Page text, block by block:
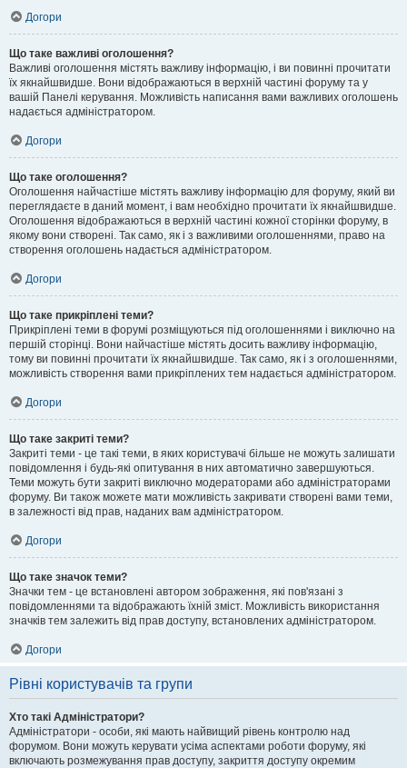
Догори
Що таке важливі оголошення?
Важливі оголошення містять важливу інформацію, і ви повинні прочитати
їх якнайшвидше. Вони відображаються в верхній частині форуму та у
вашій Панелі керування. Можливість написання вами важливих оголошень
надається адміністратором.
Догори
Що таке оголошення?
Оголошення найчастіше містять важливу інформацію для форуму, який ви
переглядаєте в даний момент, і вам необхідно прочитати їх якнайшвидше.
Оголошення відображаються в верхній частині кожної сторінки форуму, в
якому вони створені. Так само, як і з важливими оголошеннями, право на
створення оголошень надається адміністратором.
Догори
Що таке прикріплені теми?
Прикріплені теми в форумі розміщуються під оголошеннями і виключно на
першій сторінці. Вони найчастіше містять досить важливу інформацію,
тому ви повинні прочитати їх якнайшвидше. Так само, як і з оголошеннями,
можливість створення вами прикріплених тем надається адміністратором.
Догори
Що таке закриті теми?
Закриті теми - це такі теми, в яких користувачі більше не можуть залишати
повідомлення і будь-які опитування в них автоматично завершуються.
Теми можуть бути закриті виключно модераторами або адміністраторами
форуму. Ви також можете мати можливість закривати створені вами теми,
в залежності від прав, наданих вам адміністратором.
Догори
Що таке значок теми?
Значки тем - це встановлені автором зображення, які пов'язані з
повідомленнями та відображають їхній зміст. Можливість використання
значків тем залежить від прав доступу, встановлених адміністратором.
Догори
Рівні користувачів та групи
Хто такі Адміністратори?
Адміністратори - особи, які мають найвищий рівень контролю над
форумом. Вони можуть керувати усіма аспектами роботи форуму, які
включають розмежування прав доступу, закриття доступу окремим